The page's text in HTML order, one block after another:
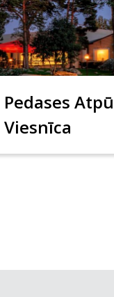
Pedases
Viesnīca